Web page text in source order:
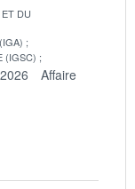
DU
(IGSC)
Affaire